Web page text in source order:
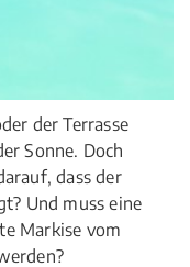
der Terrasse
Sonne. Doch
dass der
Und muss eine
Markise vom